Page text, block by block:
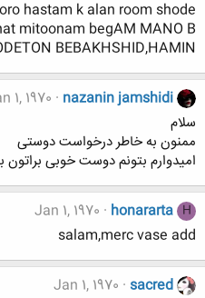
hastam k alan room shode
mitoonam begAM MANO B
BEBAKHSHID,HAMIN!!!!
nazanin jamshidi
1, 1970
سلام
ممنون به خاطر درخواست دوستی
امیدوارم بتونم دوست خوبی براتون
H
honararta
Jan 1, 1970
salam,merc vase add
sacred
Jan 1, 1970